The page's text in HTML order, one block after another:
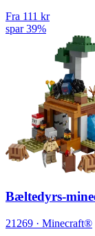
Fra 111 kr
spar 39%
Bæltedyrs-
21269 · Minecraft®